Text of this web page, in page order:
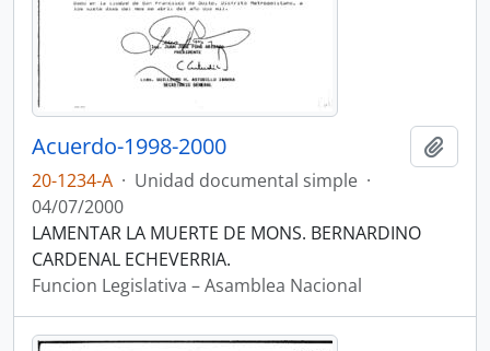
Acuerdo-1998-2000
20-1234-A · Unidad documental simple ·
04/07/2000
LAMENTAR LA MUERTE DE MONS. BERNARDINO
CARDENAL ECHEVERRIA.
Funcion Legislativa – Asamblea Nacional